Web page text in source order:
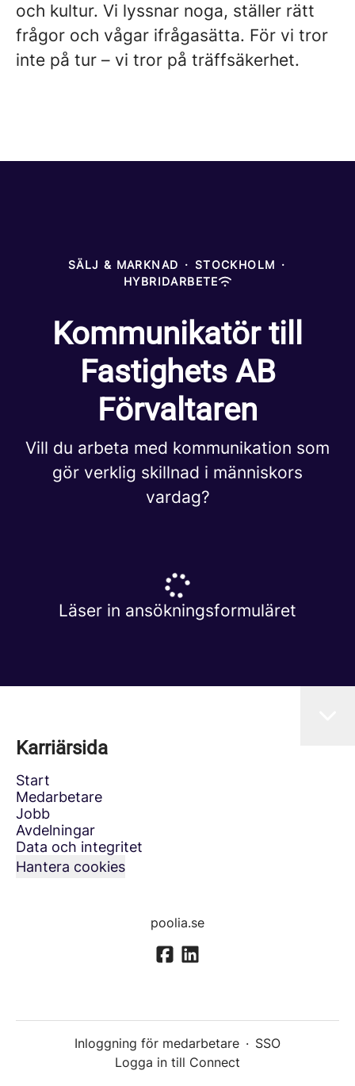
och kultur. Vi lyssnar noga, ställer rätt
frågor och vågar ifrågasätta. För vi tror
inte på tur – vi tror på träffsäkerhet.
SÄLJ & MARKNAD · STOCKHOLM ·
HYBRIDARBETE
Kommunikatör till
Fastighets AB
Förvaltaren
Vill du arbeta med kommunikation som
gör verklig skillnad i människors
vardag?
Läser in ansökningsformuläret
Karriärsida
Start
Medarbetare
Jobb
Avdelningar
Data och integritet
Hantera cookies
poolia.se
Inloggning för medarbetare · SSO
Logga in till Connect